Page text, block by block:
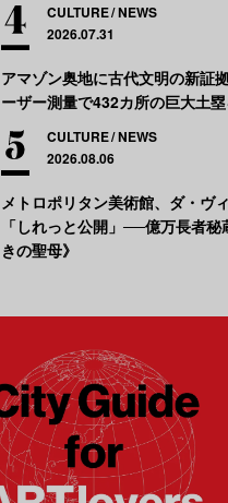
CULTURE NEWS
2026.07.31
アマゾン奥地に古代文明の新証
ーザー測量で432カ所の巨大土
CULTURE NEWS
2026.08.06
メトロポリタン美術館、ダ・ヴ
「しれっと公開」──億万長者秘
きの聖母》